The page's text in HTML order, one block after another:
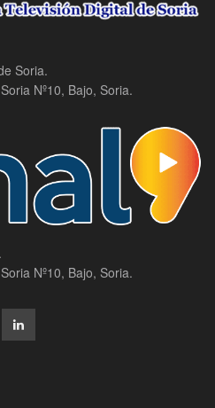
Soria.
Nº10, Bajo, Soria.
Nº10, Bajo, Soria.